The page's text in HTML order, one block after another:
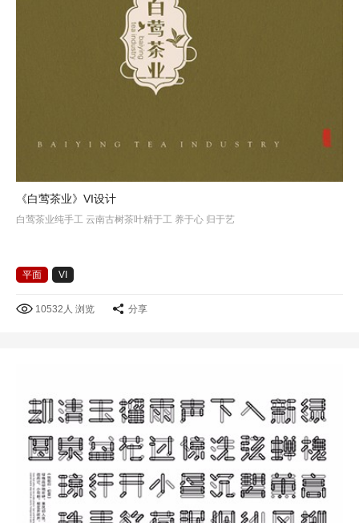
《白莺茶业》VI设计
白莺茶业纯手工 云南古树茶叶精于工 养于心 归于艺
平面 VI
10532人 浏览 分享